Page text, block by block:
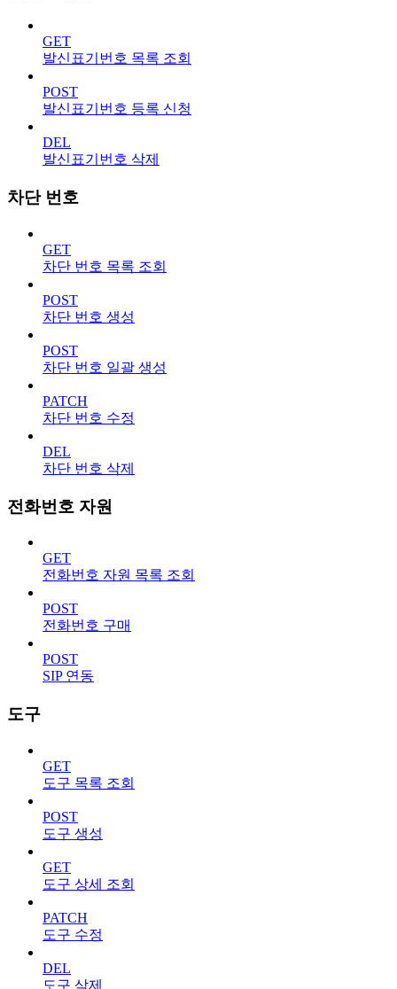
GET
발신표기번호 목록 조회
POST
발신표기번호 등록 신청
DEL
발신표기번호 삭제
차단 번호
GET
차단 번호 목록 조회
POST
차단 번호 생성
POST
차단 번호 일괄 생성
PATCH
차단 번호 수정
DEL
차단 번호 삭제
전화번호 자원
GET
전화번호 자원 목록 조회
POST
전화번호 구매
POST
SIP 연동
도구
GET
도구 목록 조회
POST
도구 생성
GET
도구 상세 조회
PATCH
도구 수정
DEL
도구 삭제